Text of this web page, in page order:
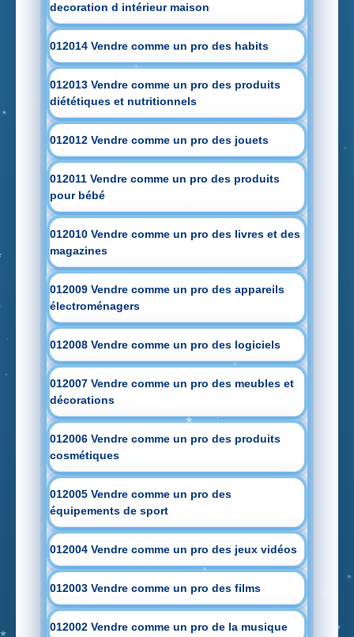
decoration d intérieur maison
012014 Vendre comme un pro des habits
012013 Vendre comme un pro des produits
diététiques et nutritionnels
012012 Vendre comme un pro des jouets
012011 Vendre comme un pro des produits
pour bébé
012010 Vendre comme un pro des livres et des
magazines
012009 Vendre comme un pro des appareils
électroménagers
012008 Vendre comme un pro des logiciels
012007 Vendre comme un pro des meubles et
décorations
012006 Vendre comme un pro des produits
cosmétiques
012005 Vendre comme un pro des
équipements de sport
012004 Vendre comme un pro des jeux vidéos
012003 Vendre comme un pro des films
012002 Vendre comme un pro de la musique